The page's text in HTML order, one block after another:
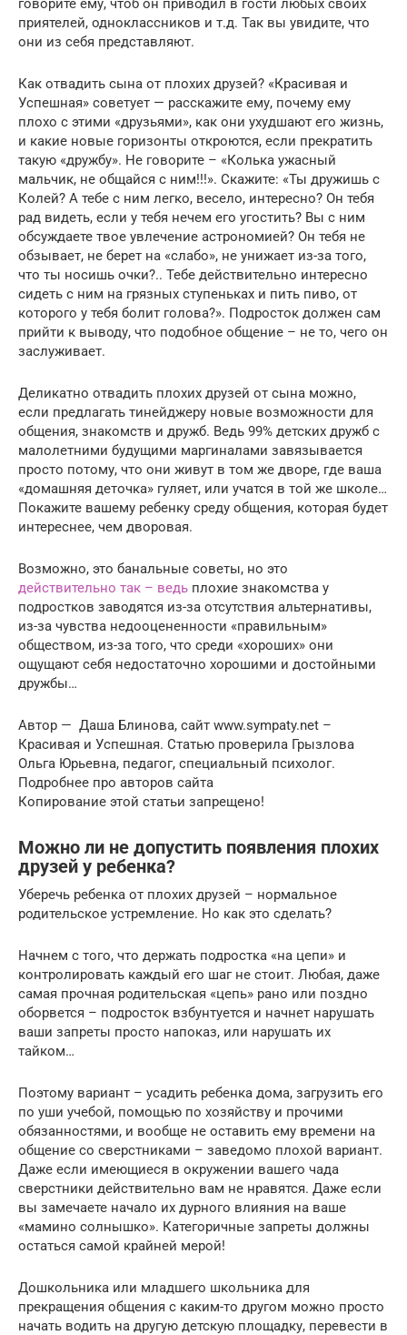
говорите ему, чтоб он приводил в гости любых своих
приятелей, одноклассников и т.д. Так вы увидите, что
они из себя представляют.
Как отвадить сына от плохих друзей? «Красивая и
Успешная» советует — расскажите ему, почему ему
плохо с этими «друзьями», как они ухудшают его жизнь,
и какие новые горизонты откроются, если прекратить
такую «дружбу». Не говорите – «Колька ужасный
мальчик, не общайся с ним!!!». Скажите: «Ты дружишь с
Колей? А тебе с ним легко, весело, интересно? Он тебя
рад видеть, если у тебя нечем его угостить? Вы с ним
обсуждаете твое увлечение астрономией? Он тебя не
обзывает, не берет на «слабо», не унижает из-за того,
что ты носишь очки?.. Тебе действительно интересно
сидеть с ним на грязных ступеньках и пить пиво, от
которого у тебя болит голова?». Подросток должен сам
прийти к выводу, что подобное общение – не то, чего он
заслуживает.
Деликатно отвадить плохих друзей от сына можно,
если предлагать тинейджеру новые возможности для
общения, знакомств и дружб. Ведь 99% детских дружб с
малолетними будущими маргиналами завязывается
просто потому, что они живут в том же дворе, где ваша
«домашняя деточка» гуляет, или учатся в той же школе…
Покажите вашему ребенку среду общения, которая будет
интереснее, чем дворовая.
Возможно, это банальные советы, но это
действительно так – ведь плохие знакомства у
подростков заводятся из-за отсутствия альтернативы,
из-за чувства недооцененности «правильным»
обществом, из-за того, что среди «хороших» они
ощущают себя недостаточно хорошими и достойными
дружбы…
Автор — Даша Блинова, сайт www.sympaty.net –
Красивая и Успешная. Статью проверила Грызлова
Ольга Юрьевна, педагог, специальный психолог.
Подробнее про авторов сайта
Копирование этой статьи запрещено!
Можно ли не допустить появления плохих
друзей у ребенка?
Уберечь ребенка от плохих друзей – нормальное
родительское устремление. Но как это сделать?
Начнем с того, что держать подростка «на цепи» и
контролировать каждый его шаг не стоит. Любая, даже
самая прочная родительская «цепь» рано или поздно
оборвется – подросток взбунтуется и начнет нарушать
ваши запреты просто напоказ, или нарушать их
тайком…
Поэтому вариант – усадить ребенка дома, загрузить его
по уши учебой, помощью по хозяйству и прочими
обязанностями, и вообще не оставить ему времени на
общение со сверстниками – заведомо плохой вариант.
Даже если имеющиеся в окружении вашего чада
сверстники действительно вам не нравятся. Даже если
вы замечаете начало их дурного влияния на ваше
«мамино солнышко». Категоричные запреты должны
остаться самой крайней мерой!
Дошкольника или младшего школьника для
прекращения общения с каким-то другом можно просто
начать водить на другую детскую площадку, перевести в